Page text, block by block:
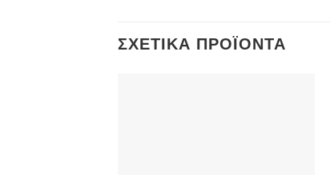
ΣΧΕΤΙΚΆ ΠΡΟΪΌΝΤΑ